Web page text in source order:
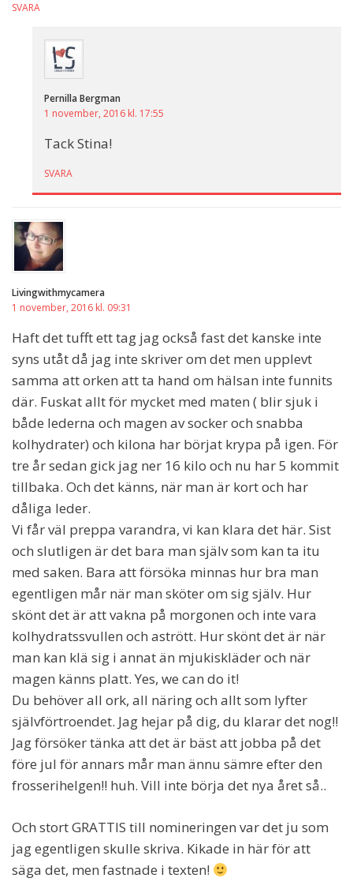
SVARA
Pernilla Bergman
1 november, 2016 kl. 17:55
Tack Stina!
SVARA
Livingwithmycamera
1 november, 2016 kl. 09:31
Haft det tufft ett tag jag också fast det kanske inte
syns utåt då jag inte skriver om det men upplevt
samma att orken att ta hand om hälsan inte funnits
där. Fuskat allt för mycket med maten ( blir sjuk i
både lederna och magen av socker och snabba
kolhydrater) och kilona har börjat krypa på igen. För
tre år sedan gick jag ner 16 kilo och nu har 5 kommit
tillbaka. Och det känns, när man är kort och har
dåliga leder.
Vi får väl preppa varandra, vi kan klara det här. Sist
och slutligen är det bara man själv som kan ta itu
med saken. Bara att försöka minnas hur bra man
egentligen mår när man sköter om sig själv. Hur
skönt det är att vakna på morgonen och inte vara
kolhydratssvullen och astrött. Hur skönt det är när
man kan klä sig i annat än mjukiskläder och när
magen känns platt. Yes, we can do it!
Du behöver all ork, all näring och allt som lyfter
självförtroendet. Jag hejar på dig, du klarar det nog!!
Jag försöker tänka att det är bäst att jobba på det
före jul för annars mår man ännu sämre efter den
frosserihelgen!! huh. Vill inte börja det nya året så..
Och stort GRATTIS till nomineringen var det ju som
jag egentligen skulle skriva. Kikade in här för att
säga det, men fastnade i texten!